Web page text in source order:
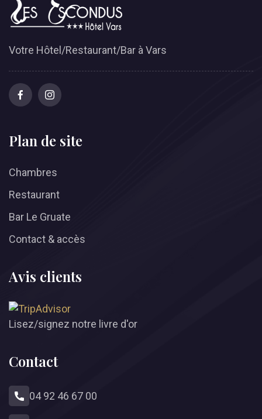
Votre Hôtel/Restaurant/Bar à Vars
Plan de site
Chambres
Restaurant
Bar Le Gruate
Contact & accès
Avis clients
Lisez/signez notre livre d'or
Contact
04 92 46 67 00